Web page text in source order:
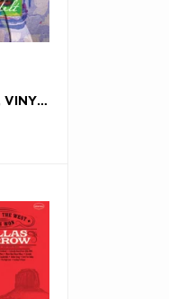
DAVID HUCKFELT, VINYL I WAS BORN BUT...